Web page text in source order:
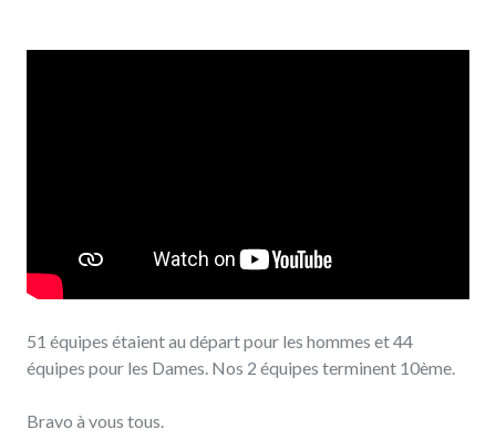
51 équipes étaient au départ pour les hommes et 44
équipes pour les Dames. Nos 2 équipes terminent 10ème.
Bravo à vous tous.